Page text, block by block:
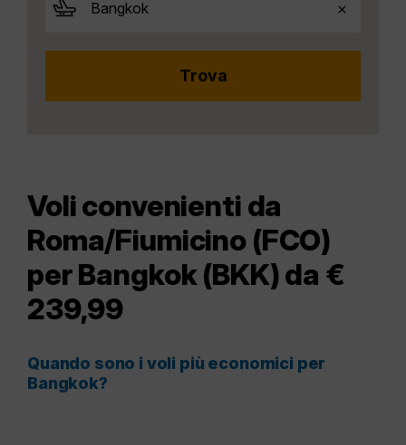
Voli convenienti da
Roma/Fiumicino (FCO)
per Bangkok (BKK) da €
239,99
Quando sono i voli più economici per
Bangkok?